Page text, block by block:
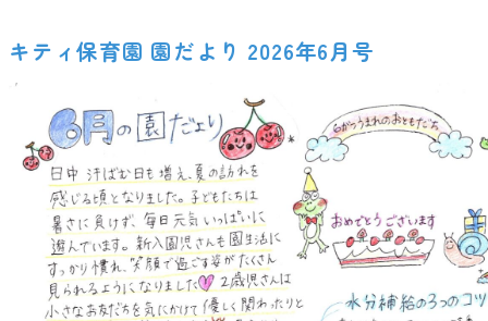
キティ保育園 園だより 2026年6月号